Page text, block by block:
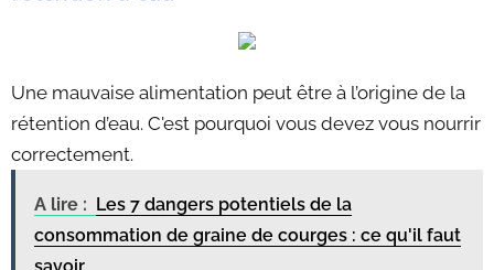
Une mauvaise alimentation peut être à l’origine de la
rétention d’eau. C'est pourquoi vous devez vous nourrir
correctement.
A lire : Les 7 dangers potentiels de la
consommation de graine de courges : ce qu'il faut